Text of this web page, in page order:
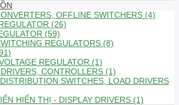
OFFLINE SWITCHERS (4)
(26)
(59)
REGULATORS (8)
REGULATOR (1)
CONTROLLERS (1)
SWITCHES, LOAD DRIVERS
HIỂN THỊ - DISPLAY DRIVERS (1)